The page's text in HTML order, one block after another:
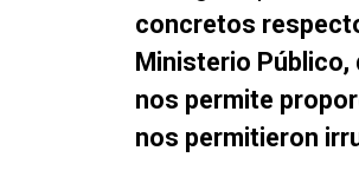
concretos
Ministerio Público,
nos permite
nos permitieron